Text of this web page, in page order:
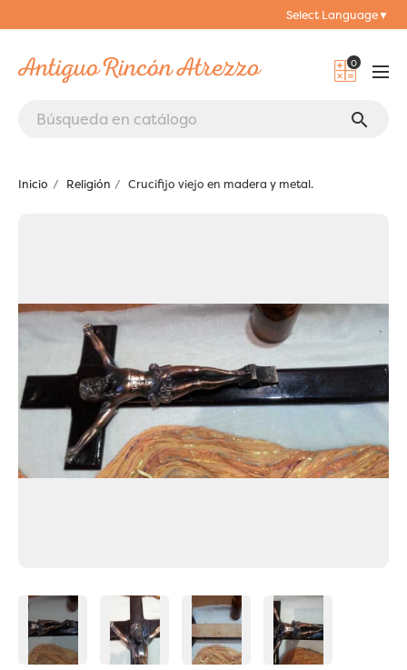
Select Language▼
0
search
Inicio Religión Crucifijo viejo en madera y metal.